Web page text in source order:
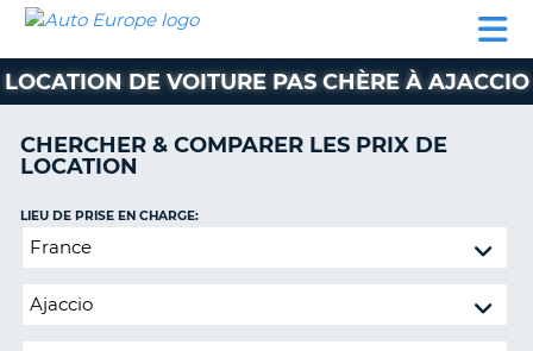
LOCATION
VOITURE
CAMPING-
CAR
CLIENT
AUTO
EUROPE
LOCATION
VOITURE
CAMPING-
CAR
PARTENAIRES
SUPPORT
CLIENT
COMPTE
LOCATION DE VOITURE PAS CHÈRE À AJACCIO
CHERCHER & COMPARER LES PRIX DE
LOCATION
Lieu
restitution
différent
LIEU DE PRISE EN CHARGE: